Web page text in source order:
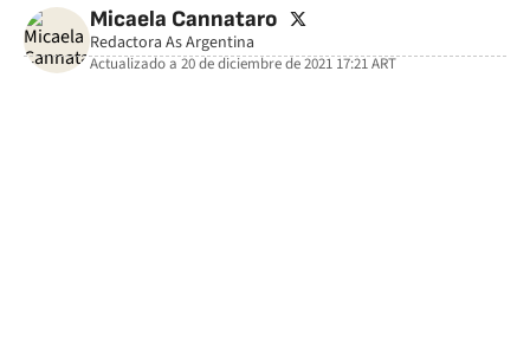
Micaela Cannataro twitter
Redactora As Argentina
Actualizado a20 de diciembre de 2021 17:21ART